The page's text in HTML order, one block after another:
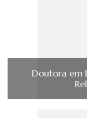
Doutora em